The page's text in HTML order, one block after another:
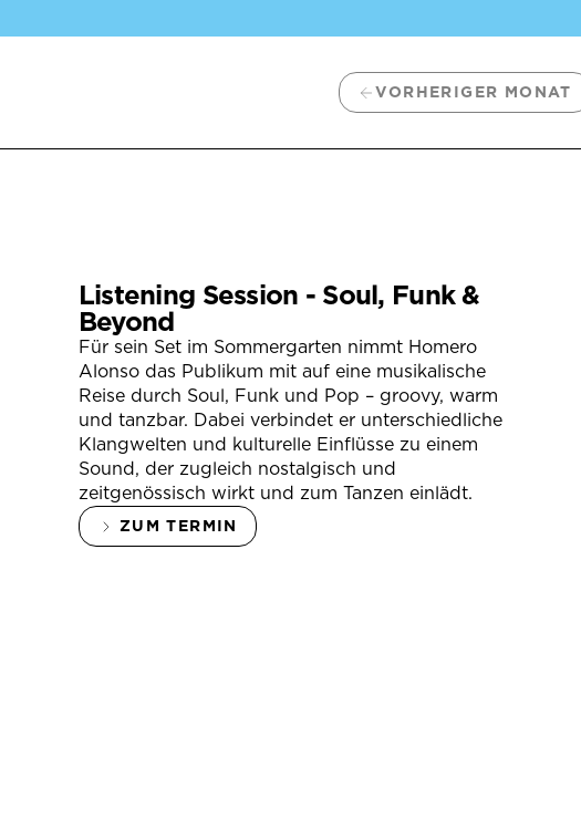
VORHERIGER MONAT
Listening Session - Soul, Funk &
Beyond
Für sein Set im Sommergarten nimmt Homero
Alonso das Publikum mit auf eine musikalische
Reise durch Soul, Funk und Pop – groovy, warm
und tanzbar. Dabei verbindet er unterschiedliche
Klangwelten und kulturelle Einflüsse zu einem
Sound, der zugleich nostalgisch und
zeitgenössisch wirkt und zum Tanzen einlädt.
ZUM TERMIN